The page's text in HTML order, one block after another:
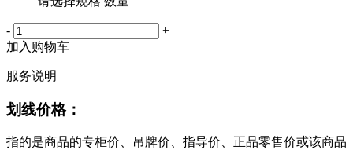
-
+
加入购物车
服务说明
划线价格：
指的是商品的专柜价、吊牌价、指导价、正品零售价或该商品